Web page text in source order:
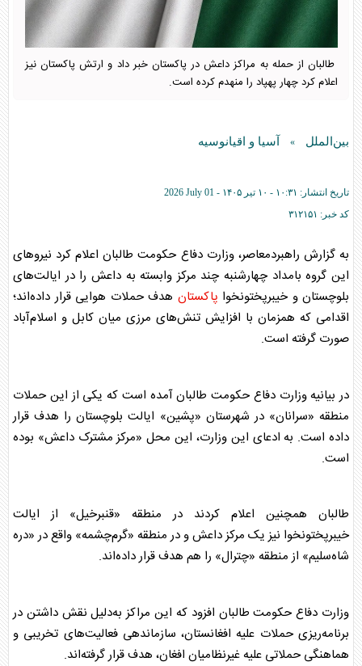
طالبان از حمله به مراکز داعش در پاکستان خبر داد و ارتش پاکستان نیز
اعلام کرد چهار پهپاد را منهدم کرده است.
بین‌الملل » آسیا و اقیانوسیه
تاریخ انتشار: ۱۰:۳۱ - ۱۰ تير ۱۴۰۵ -
2026 July 01
کد خبر: ۳۱۲۱۵۱
به گزارش راهبردمعاصر، وزارت دفاع حکومت طالبان اعلام کرد نیروهای
این گروه بامداد چهارشنبه چند مرکز وابسته به داعش را در ایالت‌های
بلوچستان و خیبرپختونخوا پاکستان هدف حملات هوایی قرار داده‌اند؛
اقدامی که همزمان با افزایش تنش‌های مرزی میان کابل و اسلام‌آباد
صورت گرفته است.
در بیانیه وزارت دفاع حکومت طالبان آمده است که یکی از این حملات
منطقه «سرانان» در شهرستان «پشین» ایالت بلوچستان را هدف قرار
داده است. به ادعای این وزارت، این محل «مرکز مشترک داعش» بوده
است.
طالبان همچنین اعلام کردند در منطقه «قنبرخیل» از ایالت
خیبرپختونخوا نیز یک مرکز داعش و در منطقه «گرم‌چشمه» واقع در «دره
شاه‌سلیم» از منطقه «چترال» را هم هدف قرار داده‌اند.
وزارت دفاع حکومت طالبان افزود که این مراکز به‌دلیل نقش داشتن در
برنامه‌ریزی حملات علیه افغانستان، سازماندهی فعالیت‌های تخریبی و
هماهنگی حملاتی علیه غیرنظامیان افغان، هدف قرار گرفته‌اند.